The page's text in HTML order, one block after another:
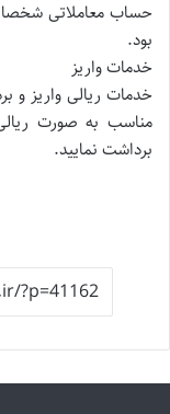
حساب معاملاتی
بود.
خدمات واریز
خدمات ریالی واریز و
مناسب به صورت
برداشت نمایید.